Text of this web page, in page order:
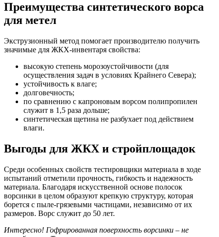
Преимущества синтетического ворса
для метел
Экструзионный метод помогает производителю получить
значимые для ЖКХ-инвентаря свойства:
высокую степень морозоустойчивости (для
осуществления задач в условиях Крайнего Севера);
устойчивость к влаге;
долговечность;
по сравнению с капроновым ворсом полипропилен
служит в 1,5 раза дольше;
синтетическая щетина не разбухает под действием
влаги.
Выгоды для ЖКХ и стройплощадок
Среди особенных свойств тестировщики материала в ходе
испытаний отметили прочность, гибкость и надежность
материала. Благодаря искусственной основе полосок
ворсинки в целом образуют крепкую структуру, которая
борется с пыле-грязевыми частицами, независимо от их
размеров. Ворс служит до 50 лет.
Интересно! Гофрированная поверхность ворсинки – не